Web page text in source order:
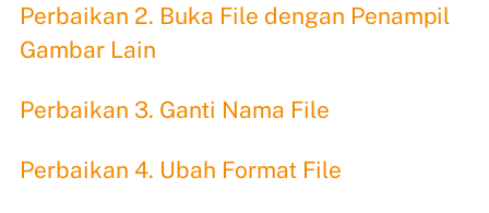
Perbaikan 2. Buka File dengan Penampil
Gambar Lain
Perbaikan 3. Ganti Nama File
Perbaikan 4. Ubah Format File